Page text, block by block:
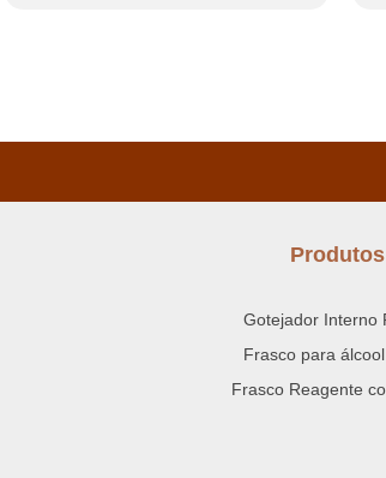
Produtos
Gotejador Interno
Frasco para
Frasco Reagente